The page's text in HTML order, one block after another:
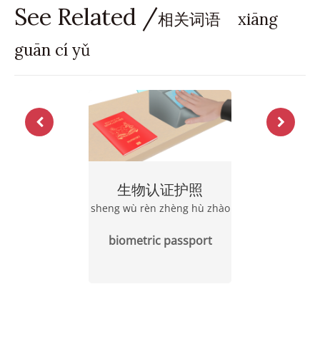
See Related /相关词语 xiāng
guān cí yǔ
生物认证护照
sheng wù rèn zhèng hù zhào
biometric passport